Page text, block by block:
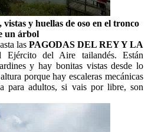
y huellas de oso en el tronco
un árbol
las PAGODAS DEL REY Y LA
Ejército del Aire tailandés. Están
y hay bonitas vistas desde lo
porque hay escaleras mecánicas
para adultos, si vais por libre, son